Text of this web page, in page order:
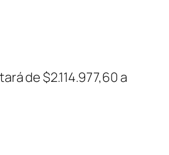
de $2.114.977,60 a